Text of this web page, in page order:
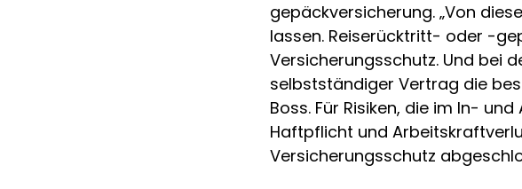
gepäckversicherung. „Von
lassen. Reiserücktritt- oder -
Versicherungsschutz. Und bei
selbstständiger Vertrag die
Boss. Für Risiken, die im In-
Haftpflicht und
Versicherungsschutz